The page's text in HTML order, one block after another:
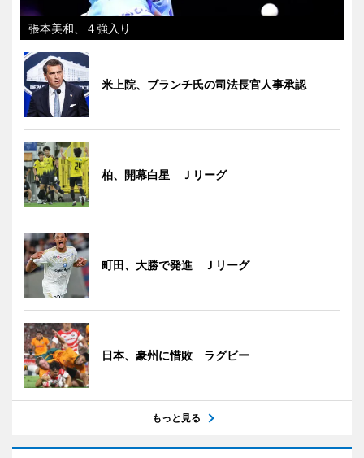
張本美和、４強入り
米上院、ブランチ氏の司法長官人事承認
柏、開幕白星 Ｊリーグ
町田、大勝で発進 Ｊリーグ
日本、豪州に惜敗 ラグビー
もっと見る